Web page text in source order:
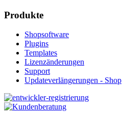
Produkte
Shopsoftware
Plugins
Templates
Lizenzänderungen
Support
Updateverlängerungen - Shop